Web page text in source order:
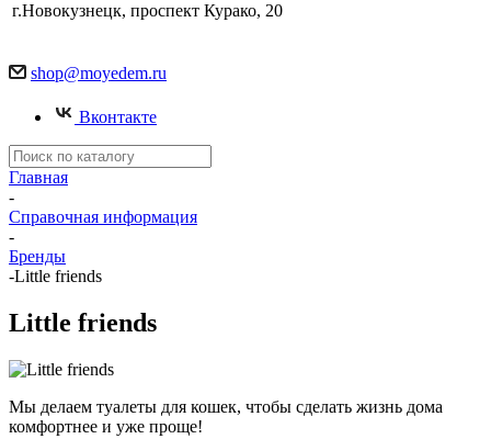
г.Новокузнецк, проспект Курако, 20
shop@moyedem.ru
Вконтакте
Главная
-
Справочная информация
-
Бренды
-Little friends
Little friends
Мы делаем туалеты для кошек, чтобы сделать жизнь дома
комфортнее и уже проще!